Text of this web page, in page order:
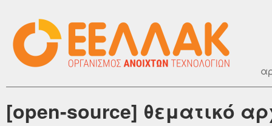
[open-source] θεματικό